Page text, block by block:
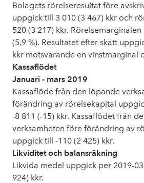
Bolagets rörelseresultat före
uppgick till 3 010 (3 467) kkr och
520 (3 217) kkr.
(5,9 %). Resultatet efter skatt
kkr motsvarande en vinstmarginal
Kassaflödet
Januari - mars 2019
Kassaflöde från den löpande
förändring av rörelsekapital
-8 811 (-15) kkr. Kassaflödet från
verksamheten före förändring av
uppgick till -110 (2 425) kkr.
Likviditet och balansräkning
Likvida medel uppgick per 2019-
924) kkr.